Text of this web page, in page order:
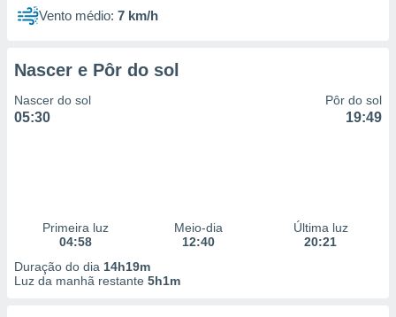
Vento médio: 7 km/h
Nascer e Pôr do sol
Nascer do sol
05:30
Pôr do sol
19:49
Primeira luz
04:58
Meio-dia
12:40
Última luz
20:21
Duração do dia 14h19m
Luz da manhã restante 5h1m